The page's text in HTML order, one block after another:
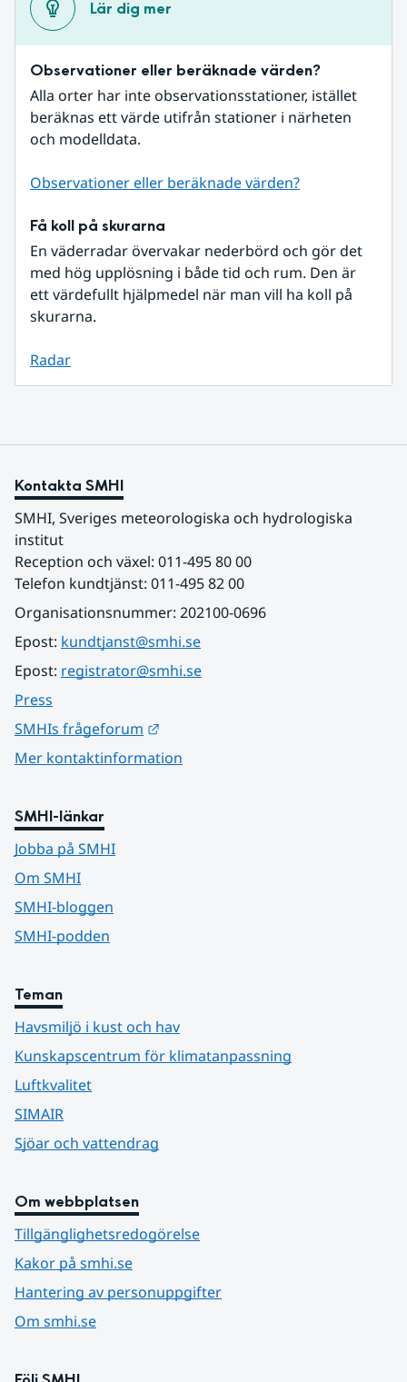
Lär dig mer
Observationer eller beräknade värden?
Alla orter har inte observationsstationer, istället
beräknas ett värde utifrån stationer i närheten
och modelldata.
Observationer eller beräknade värden?
Få koll på skurarna
En väderradar övervakar nederbörd och gör det
med hög upplösning i både tid och rum. Den är
ett värdefullt hjälpmedel när man vill ha koll på
skurarna.
Radar
Kontakta SMHI
SMHI, Sveriges meteorologiska och hydrologiska
institut
Reception och växel: 011-495 80 00
Telefon kundtjänst: 011-495 82 00
Organisationsnummer: 202100-0696
Epost: kundtjanst@smhi.se
Epost: registrator@smhi.se
Press
SMHIs frågeforum
Mer kontaktinformation
SMHI-länkar
Jobba på SMHI
Om SMHI
SMHI-bloggen
SMHI-podden
Teman
Havsmiljö i kust och hav
Kunskapscentrum för klimatanpassning
Luftkvalitet
SIMAIR
Sjöar och vattendrag
Om webbplatsen
Tillgänglighetsredogörelse
Kakor på smhi.se
Hantering av personuppgifter
Om smhi.se